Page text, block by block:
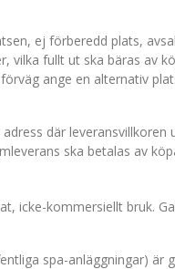
ej förberedd plats,
vilka fullt ut ska bäras av
ange en alternativ
där leveransvillkoren
ska betalas av
icke-kommersiellt bruk.
spa-anläggningar) är